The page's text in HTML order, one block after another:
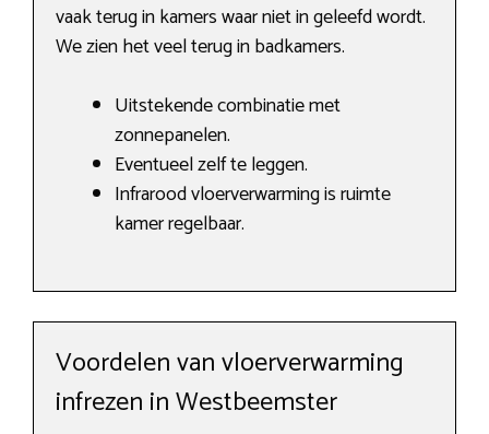
vaak terug in kamers waar niet in geleefd wordt.
We zien het veel terug in badkamers.
Uitstekende combinatie met
zonnepanelen.
Eventueel zelf te leggen.
Infrarood vloerverwarming is ruimte
kamer regelbaar.
Voordelen van vloerverwarming
infrezen in Westbeemster